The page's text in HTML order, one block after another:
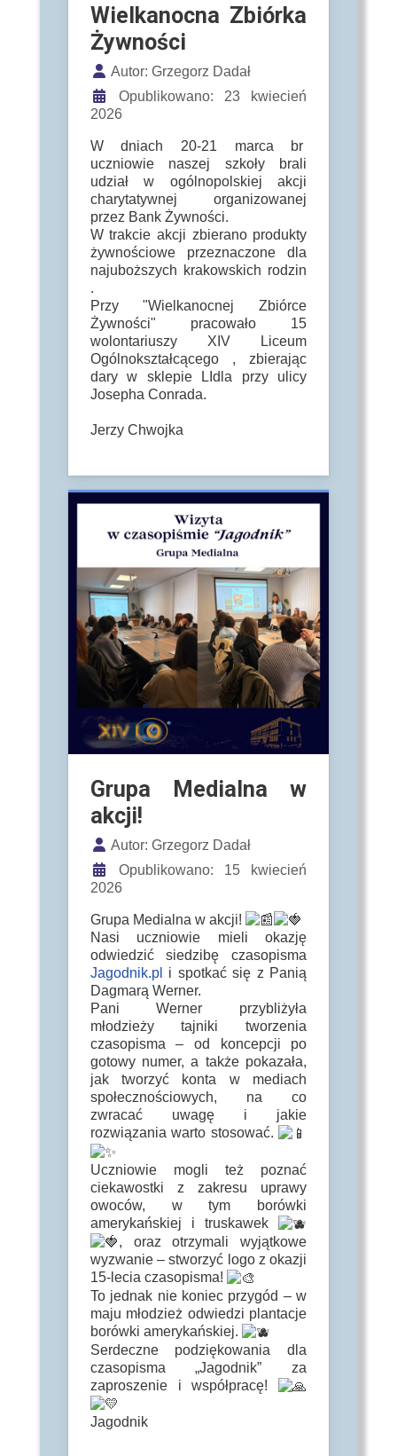
Wielkanocna Zbiórka
Żywności
Szczegóły
Autor: Grzegorz Dadał
Opublikowano: 23 kwiecień
2026
W dniach 20-21 marca br
uczniowie naszej szkoły brali
udział w ogólnopolskiej akcji
charytatywnej organizowanej
przez Bank Żywności.
W trakcie akcji zbierano produkty
żywnościowe przeznaczone dla
najuboższych krakowskich rodzin
.
Przy "Wielkanocnej Zbiórce
Żywności" pracowało 15
wolontariuszy XIV Liceum
Ogólnokształcącego , zbierając
dary w sklepie LIdla przy ulicy
Josepha Conrada.
Jerzy Chwojka
Grupa Medialna w
akcji!
Szczegóły
Autor: Grzegorz Dadał
Opublikowano: 15 kwiecień
2026
Grupa Medialna w akcji!
Nasi uczniowie mieli okazję
odwiedzić siedzibę czasopisma
Jagodnik.pl
i spotkać się z Panią
Dagmarą Werner.
Pani Werner przybliżyła
młodzieży tajniki tworzenia
czasopisma – od koncepcji po
gotowy numer, a także pokazała,
jak tworzyć konta w mediach
społecznościowych, na co
zwracać uwagę i jakie
rozwiązania warto stosować.
Uczniowie mogli też poznać
ciekawostki z zakresu uprawy
owoców, w tym borówki
amerykańskiej i truskawek
, oraz otrzymali wyjątkowe
wyzwanie – stworzyć logo z okazji
15-lecia czasopisma!
To jednak nie koniec przygód – w
maju młodzież odwiedzi plantacje
borówki amerykańskiej.
Serdeczne podziękowania dla
czasopisma „Jagodnik” za
zaproszenie i współpracę!
Jagodnik